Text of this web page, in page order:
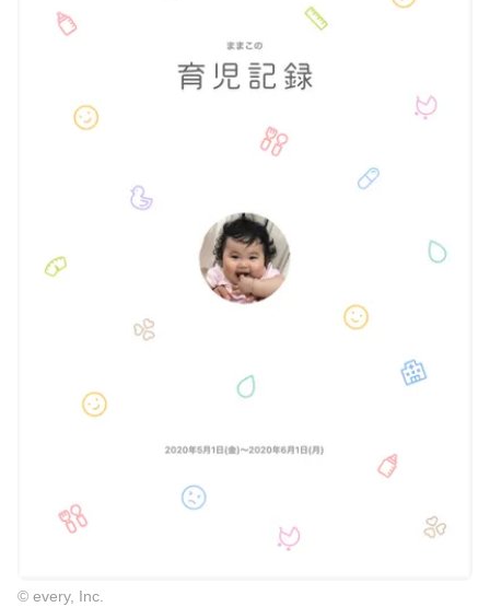
© every, Inc.